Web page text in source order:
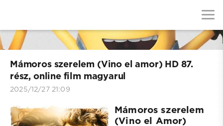
Mámoros szerelem (Vino el amor) HD 87.
rész, online film magyarul
2025/12/27 21:09
Mámoros szerelem
(Vino el Amor)